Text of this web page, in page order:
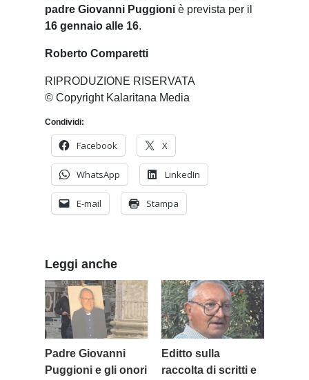
padre Giovanni Puggioni è prevista per il
16 gennaio alle 16.
Roberto Comparetti
RIPRODUZIONE RISERVATA
© Copyright Kalaritana Media
Condividi:
Facebook X
WhatsApp LinkedIn
E-mail Stampa
Leggi anche
Padre Giovanni
Puggioni e gli onori
Editto sulla
raccolta di scritti e